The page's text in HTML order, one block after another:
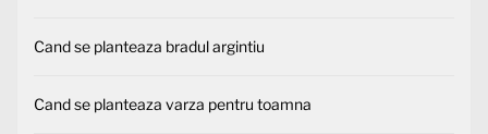
Cand se planteaza bradul argintiu
Cand se planteaza varza pentru toamna